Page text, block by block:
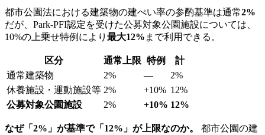
都市公園法における建築物の建ぺい率の参酌基準は通常2%
だが、Park-PFI認定を受けた公募対象公園施設については、
10%の上乗せ特例により 最大12% まで利用できる。
区分 通常上限 特例
計
通常建築物
2% —
2%
休養施設・運動施設等 2% +10% 12%
公募対象公園施設
2% +10% 12%
なぜ「2%」が基準で「12%」が上限なのか。
都市公園の建